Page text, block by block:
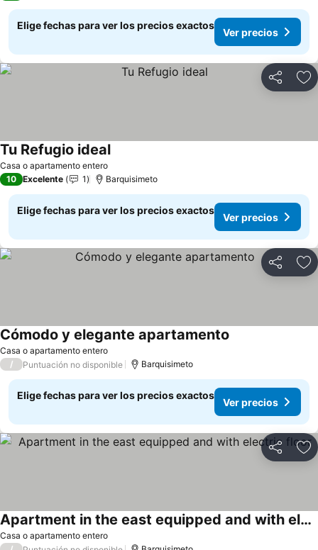
Elige fechas para ver los precios exactos
Ver precios
Compartir
Casa o apartamento entero
Tu Refugio idealVer precios
10 Excelente 1 Barquisimeto
Elige fechas para ver los precios exactos
Ver precios
Compartir
Casa o apartamento entero
Cómodo y elegante apartamento
/ Puntuación no disponible Barquisimeto
Elige fechas para ver los precios exactos
Ver precios
Compartir
Casa o apartamento entero
Apartment in the east equipped and with electric floor
Ver precios